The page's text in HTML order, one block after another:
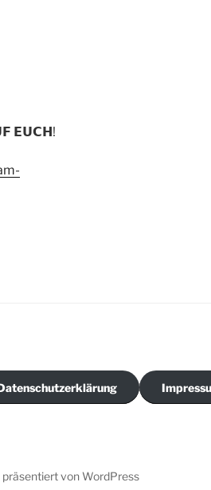
𝗘𝗨𝗖𝗛!
präsentiert von WordPress